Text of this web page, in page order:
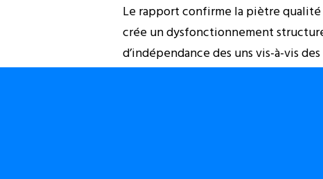
Le rapport confirme la piètre qualité
crée un dysfonctionnement
d’indépendance des uns vis-à-vis
de l’état. Ainsi, aux yeux du